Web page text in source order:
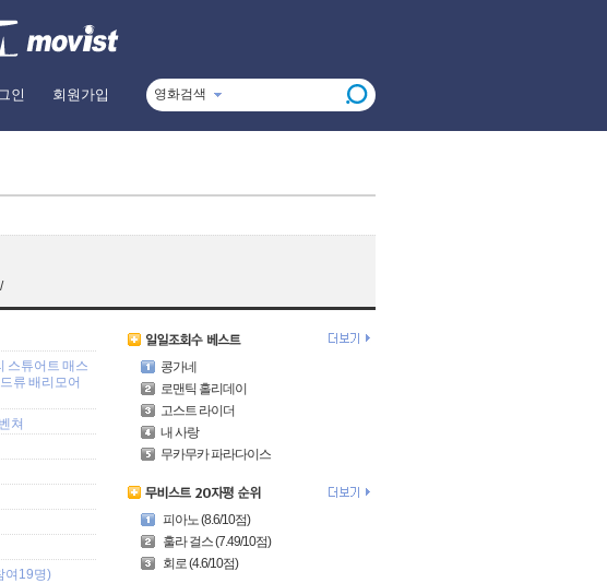
인 회원가입 영화검색
스튜어트 매스
드류 배리모어
쳐
여19명)
콩가네
로맨틱 홀리데이
고스트 라이더
내 사랑
무카무카 파라다이스
피아노 (8.6/10점)
훌라 걸스 (7.49/10점)
회로 (4.6/10점)